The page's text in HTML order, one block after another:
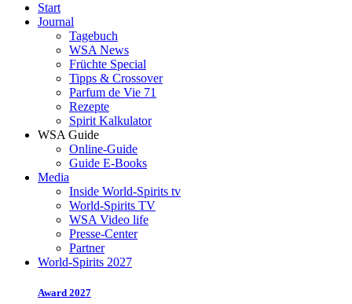
Start
Journal
Tagebuch
WSA News
Früchte Special
Tipps & Crossover
Parfum de Vie 71
Rezepte
Spirit Kalkulator
WSA Guide
Online-Guide
Guide E-Books
Media
Inside World-Spirits tv
World-Spirits TV
WSA Video life
Presse-Center
Partner
World-Spirits 2027
Award 2027